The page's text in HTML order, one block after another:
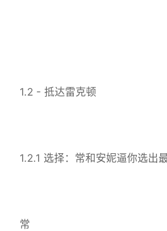
1.2 - 抵达雷克顿
1.2.1 选择：常和安妮逼你选出
常